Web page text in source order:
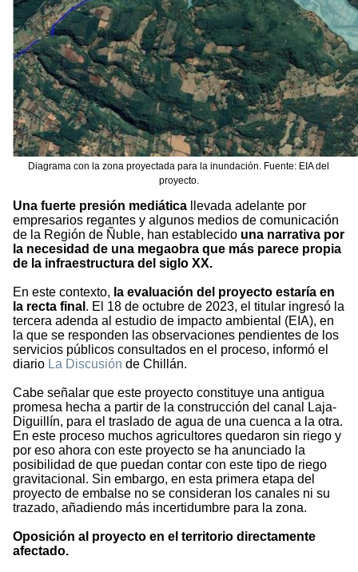
Diagrama con la zona proyectada para la inundación. Fuente: EIA del
proyecto.
Una fuerte presión mediática llevada adelante por
empresarios regantes y algunos medios de comunicación
de la Región de Ñuble, han establecido una narrativa por
la necesidad de una megaobra que más parece propia
de la infraestructura del siglo XX.
En este contexto, la evaluación del proyecto estaría en
la recta final . El 18 de octubre de 2023, el titular ingresó la
tercera adenda al estudio de impacto ambiental (EIA), en
la que se responden las observaciones pendientes de los
servicios públicos consultados en el proceso, informó el
diario La Discusión de Chillán.
Cabe señalar que este proyecto constituye una antigua
promesa hecha a partir de la construcción del canal Laja-
Diguillín, para el traslado de agua de una cuenca a la otra.
En este proceso muchos agricultores quedaron sin riego y
por eso ahora con este proyecto se ha anunciado la
posibilidad de que puedan contar con este tipo de riego
gravitacional. Sin embargo, en esta primera etapa del
proyecto de embalse no se consideran los canales ni su
trazado, añadiendo más incertidumbre para la zona.
Oposición al proyecto en el territorio directamente
afectado.